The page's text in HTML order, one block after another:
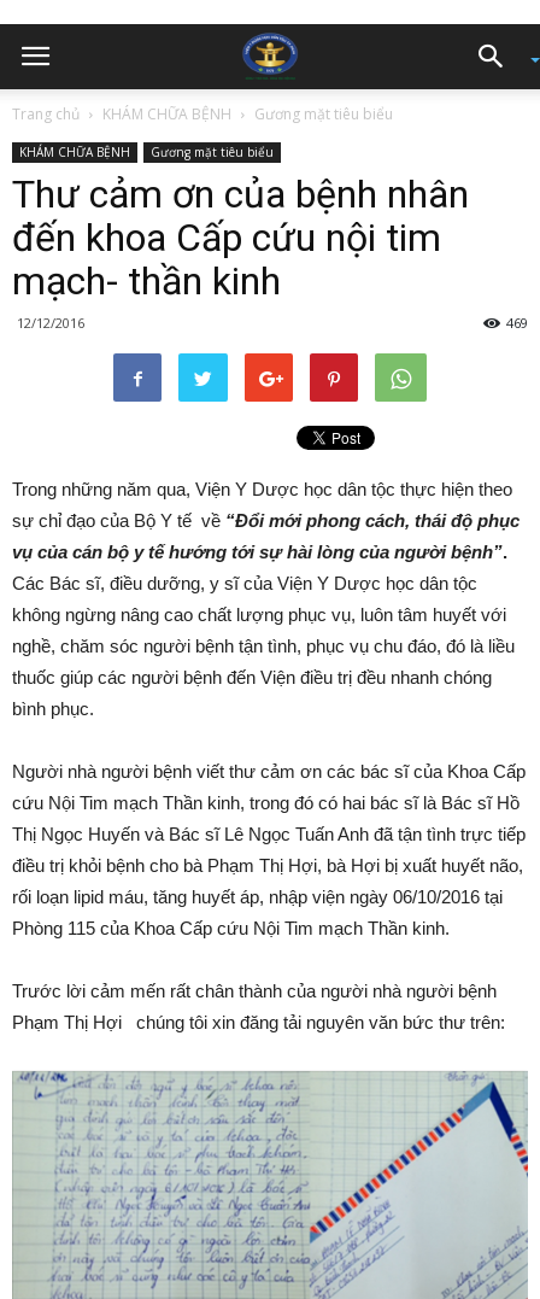
Trang chủ KHÁM CHỮA BỆNH Gương mặt tiêu biểu
KHÁM CHỮA BỆNH Gương mặt tiêu biểu
Thư cảm ơn của bệnh nhân
đến khoa Cấp cứu nội tim
mạch- thần kinh
12/12/2016 469
Trong những năm qua, Viện Y Dược học dân tộc thực hiện theo
sự chỉ đạo của Bộ Y tế về “Đổi mới phong cách, thái độ phục
vụ của cán bộ y tế hướng tới sự hài lòng của người bệnh”.
Các Bác sĩ, điều dưỡng, y sĩ của Viện Y Dược học dân tộc
không ngừng nâng cao chất lượng phục vụ, luôn tâm huyết với
nghề, chăm sóc người bệnh tận tình, phục vụ chu đáo, đó là liều
thuốc giúp các người bệnh đến Viện điều trị đều nhanh chóng
bình phục.
Người nhà người bệnh viết thư cảm ơn các bác sĩ của Khoa Cấp
cứu Nội Tim mạch Thần kinh, trong đó có hai bác sĩ là Bác sĩ Hồ
Thị Ngọc Huyến và Bác sĩ Lê Ngọc Tuấn Anh đã tận tình trực tiếp
điều trị khỏi bệnh cho bà Phạm Thị Hợi, bà Hợi bị xuất huyết não,
rối loạn lipid máu, tăng huyết áp, nhập viện ngày 06/10/2016 tại
Phòng 115 của Khoa Cấp cứu Nội Tim mạch Thần kinh.
Trước lời cảm mến rất chân thành của người nhà người bệnh
Phạm Thị Hợi chúng tôi xin đăng tải nguyên văn bức thư trên: